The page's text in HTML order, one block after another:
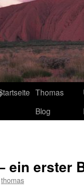
Thomas
Blog
ein erster
thomas